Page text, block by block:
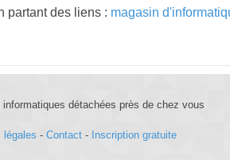
partant des liens : magasin
détachées près de chez vous
légales - Contact - Inscription gratuite